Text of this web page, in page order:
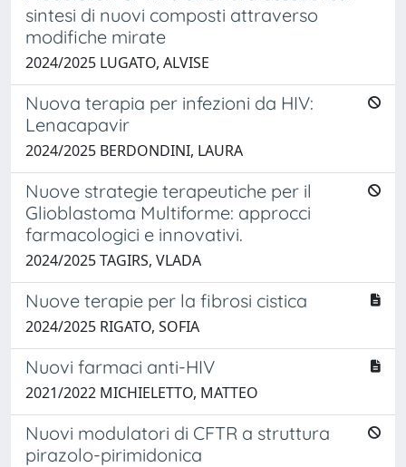
sintesi di nuovi composti attraverso
modifiche mirate
2024/2025 LUGATO, ALVISE
Nuova terapia per infezioni da HIV:
Lenacapavir
2024/2025 BERDONDINI, LAURA
Nuove strategie terapeutiche per il
Glioblastoma Multiforme: approcci
farmacologici e innovativi.
2024/2025 TAGIRS, VLADA
Nuove terapie per la fibrosi cistica
2024/2025 RIGATO, SOFIA
Nuovi farmaci anti-HIV
2021/2022 MICHIELETTO, MATTEO
Nuovi modulatori di CFTR a struttura
pirazolo-pirimidonica